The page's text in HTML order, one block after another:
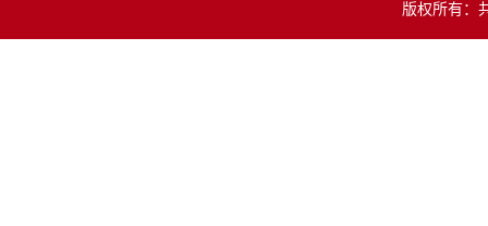
版权所有：共